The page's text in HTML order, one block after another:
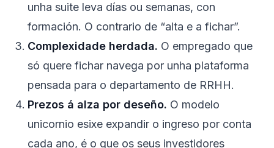
unha suite leva días ou semanas, con
formación. O contrario de “alta e a fichar”.
Complexidade herdada. O empregado que
só quere fichar navega por unha plataforma
pensada para o departamento de RRHH.
Prezos á alza por deseño. O modelo
unicornio esixe expandir o ingreso por conta
cada ano, é o que os seus investidores